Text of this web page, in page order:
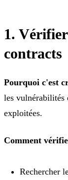
1.
contracts
Pourquoi c'est
les vulnérabilités
exploitées.
Comment
Rechercher